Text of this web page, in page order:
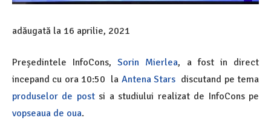
adăugată la 16 aprilie, 2021
Președintele InfoCons,Sorin Mierlea, a fost in direct
incepand cu ora 10:50 la Antena Stars discutand pe tema
produselor de postsi a studiului realizat de InfoCons pe
vopseaua de oua.